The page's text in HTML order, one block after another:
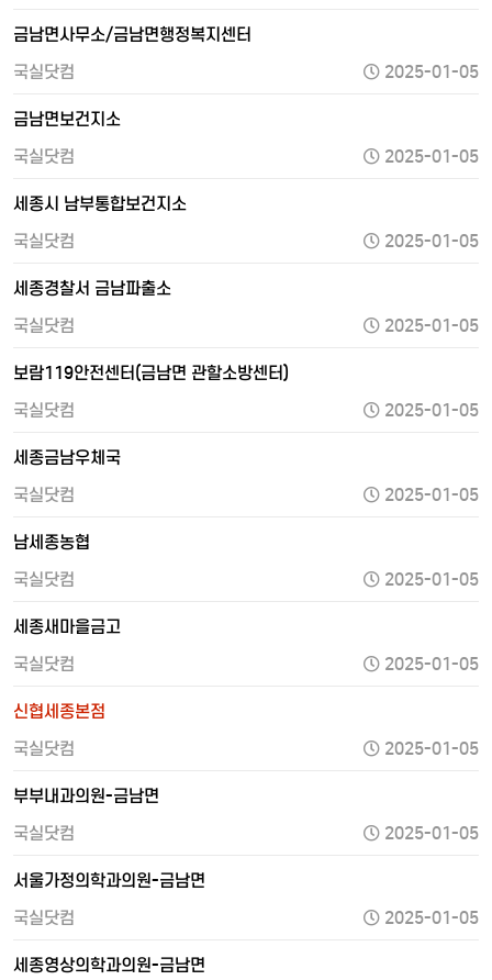
금남면사무소/금남면행정복지센터
국실닷컴
2025-01-05
금남면보건지소
국실닷컴
2025-01-05
세종시 남부통합보건지소
국실닷컴
2025-01-05
세종경찰서 금남파출소
국실닷컴
2025-01-05
보람119안전센터(금남면 관할소방센터)
국실닷컴
2025-01-05
세종금남우체국
국실닷컴
2025-01-05
남세종농협
국실닷컴
2025-01-05
세종새마을금고
국실닷컴
2025-01-05
신협세종본점
국실닷컴
2025-01-05
부부내과의원-금남면
국실닷컴
2025-01-05
서울가정의학과의원-금남면
국실닷컴
2025-01-05
세종영상의학과의원-금남면